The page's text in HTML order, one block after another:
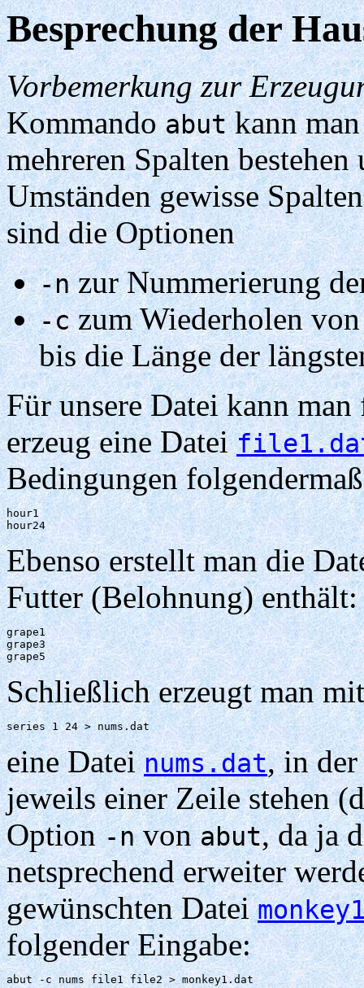
Besprechung der
Vorbemerkung zur
Kommandoabutkann man
mehreren Spalten
Umständen gewisse
sind die Optionen
-nzur Nummerierung
-czum Wiederholen
bis die Länge der
Für unsere Datei kann
erzeug eine Datei
Bedingungen
hour1
hour24
Ebenso erstellt man die
Futter (Belohnung) enthält:
grape1
grape3
grape5
Schließlich erzeugt man
series 1 24 > nums.dat
eine Dateinums.dat, in
jeweils einer Zeile stehen
Option-nvonabut, da ja
netsprechend erweiter
gewünschten Datei
folgender Eingabe:
abut -c nums file1 file2 > monkey1.dat